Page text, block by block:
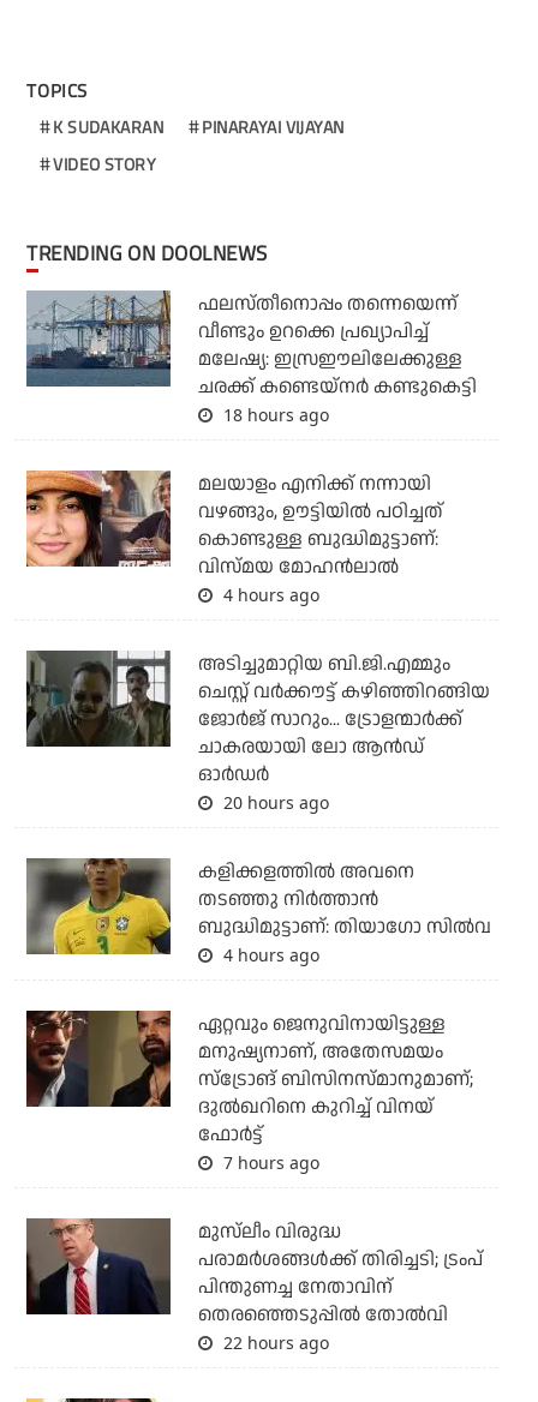
TOPICS
K SUDAKARAN
PINARAYAI VIJAYAN
VIDEO STORY
TRENDING ON DOOLNEWS
ഫലസ്തീനൊപ്പം തന്നെയെന്ന്
വീണ്ടും ഉറക്കെ പ്രഖ്യാപിച്ച്
മലേഷ്യ: ഇസ്രഈലിലേക്കുള്ള
ചരക്ക് കണ്ടെയ്‌നര്‍ കണ്ടുകെട്ടി
18 hours ago
മലയാളം എനിക്ക് നന്നായി
വഴങ്ങും, ഊട്ടിയില്‍ പഠിച്ചത്
കൊണ്ടുള്ള ബുദ്ധിമുട്ടാണ്:
വിസ്മയ മോഹന്‍ലാല്‍
4 hours ago
അടിച്ചുമാറ്റിയ ബി.ജി.എമ്മും
ചെസ്റ്റ് വര്‍ക്കൗട്ട് കഴിഞ്ഞിറങ്ങിയ
ജോര്‍ജ് സാറും... ട്രോളന്മാര്‍ക്ക്
ചാകരയായി ലോ ആന്‍ഡ്
ഓര്‍ഡര്‍
20 hours ago
കളിക്കളത്തില്‍ അവനെ
തടഞ്ഞു നിര്‍ത്താന്‍
ബുദ്ധിമുട്ടാണ്: തിയാഗോ സില്‍വ
4 hours ago
ഏറ്റവും ജെനുവിനായിട്ടുള്ള
മനുഷ്യനാണ്, അതേസമയം
സ്‌ട്രോങ് ബിസിനസ്മാനുമാണ്;
ദുല്‍ഖറിനെ കുറിച്ച് വിനയ്
ഫോര്‍ട്ട്
7 hours ago
മുസ്‌ലീം വിരുദ്ധ
പരാമര്‍ശങ്ങള്‍ക്ക് തിരിച്ചടി; ട്രംപ്
പിന്തുണച്ച നേതാവിന്
തെരഞ്ഞെടുപ്പില്‍ തോല്‍വി
22 hours ago